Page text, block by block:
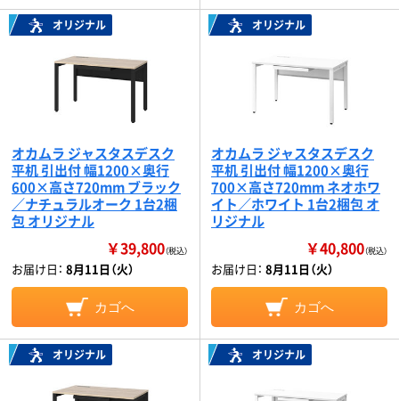
オリジナル
オカムラ ジャスタスデスク
平机 引出付 幅1200×奥行
600×高さ720mm ブラック
／ナチュラルオーク 1台2梱
包 オリジナル
￥39,800（税込）
お届け日： 8月11日（火）
カゴへ
オリジナル
オカムラ ジャスタスデスク
平机 引出付 幅1200×奥行
700×高さ720mm ネオホワ
イト／ホワイト 1台2梱包 オ
リジナル
￥40,800（税込）
お届け日： 8月11日（火）
カゴへ
オリジナル オリジナル